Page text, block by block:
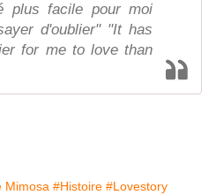
plus facile pour moi
d'oublier" "It has
for me to love than
Mimosa #Histoire #Lovestory